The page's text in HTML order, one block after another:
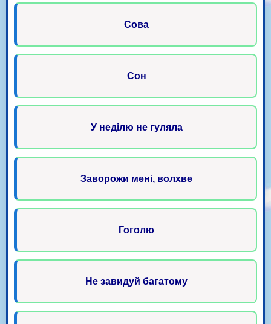
Сова
Сон
У неділю не гуляла
Заворожи мені, волхве
Гоголю
Не завидуй багатому